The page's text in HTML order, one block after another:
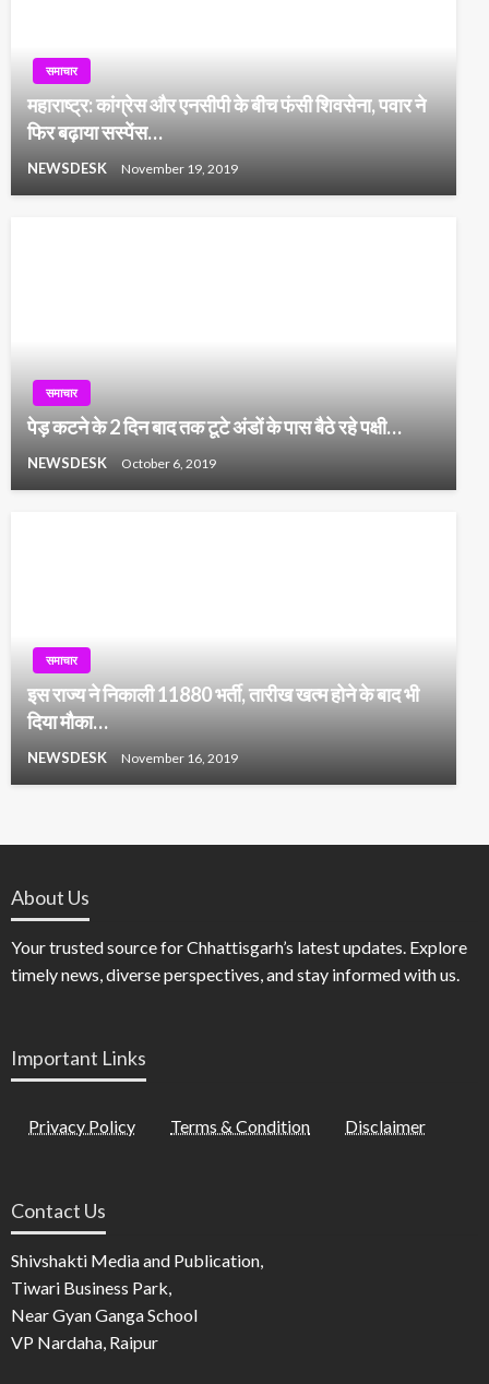
समाचार
महाराष्ट्र: कांग्रेस और एनसीपी के बीच फंसी शिवसेना, पवार ने
फिर बढ़ाया सस्पेंस…
NEWSDESK November 19, 2019
समाचार
पेड़ कटने के 2 दिन बाद तक टूटे अंडों के पास बैठे रहे पक्षी…
NEWSDESK October 6, 2019
समाचार
इस राज्य ने निकाली 11880 भर्ती, तारीख खत्म होने के बाद भी
दिया मौका…
NEWSDESK November 16, 2019
About Us
Your trusted source for Chhattisgarh’s latest updates. Explore
timely news, diverse perspectives, and stay informed with us.
Important Links
Privacy Policy Terms & Condition Disclaimer
Contact Us
Shivshakti Media and Publication,
Tiwari Business Park,
Near Gyan Ganga School
VP Nardaha, Raipur